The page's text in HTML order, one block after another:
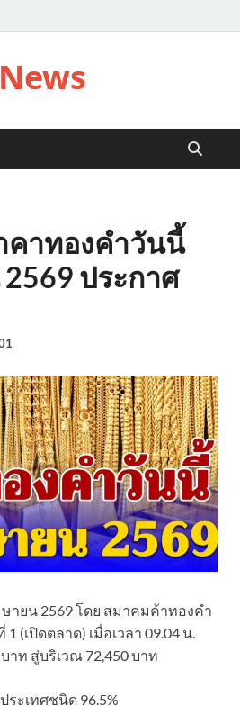
คาทองคำวันนี้
ประกาศ
ายน 2569 โดย สมาคมค้าทองคำ
(เปิดตลาด) เมื่อเวลา 09.04 น.
าท สู่บริเวณ 72,450 บาท
ะเทศชนิด 96.5%